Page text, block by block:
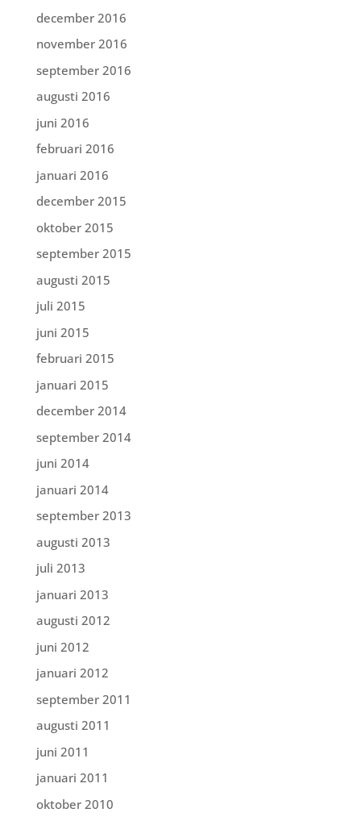
december 2016
november 2016
september 2016
augusti 2016
juni 2016
februari 2016
januari 2016
december 2015
oktober 2015
september 2015
augusti 2015
juli 2015
juni 2015
februari 2015
januari 2015
december 2014
september 2014
juni 2014
januari 2014
september 2013
augusti 2013
juli 2013
januari 2013
augusti 2012
juni 2012
januari 2012
september 2011
augusti 2011
juni 2011
januari 2011
oktober 2010